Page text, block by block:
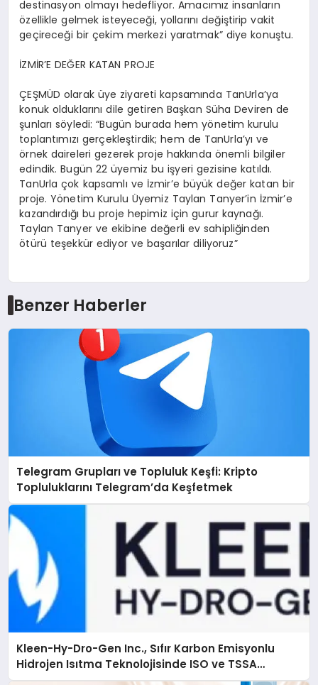
destinasyon olmayı hedefliyor. Amacımız insanların
özellikle gelmek isteyeceği, yollarını değiştirip vakit
geçireceği bir çekim merkezi yaratmak” diye konuştu.
İZMİR’E DEĞER KATAN PROJE
ÇEŞMÜD olarak üye ziyareti kapsamında TanUrla’ya
konuk olduklarını dile getiren Başkan Süha Deviren de
şunları söyledi: “Bugün burada hem yönetim kurulu
toplantımızı gerçekleştirdik; hem de TanUrla’yı ve
örnek daireleri gezerek proje hakkında önemli bilgiler
edindik. Bugün 22 üyemiz bu işyeri gezisine katıldı.
TanUrla çok kapsamlı ve İzmir’e büyük değer katan bir
proje. Yönetim Kurulu Üyemiz Taylan Tanyer’in İzmir’e
kazandırdığı bu proje hepimiz için gurur kaynağı.
Taylan Tanyerve ekibine değerli ev sahipliğinden
ötürü teşekkür ediyor ve başarılar diliyoruz”
Benzer Haberler
Telegram Grupları ve Topluluk Keşfi: Kripto
Topluluklarını Telegram’da Keşfetmek
Kleen-Hy-Dro-Gen Inc., Sıfır Karbon Emisyonlu
Hidrojen Isıtma Teknolojisinde ISO ve TSSA
Düzenleyici Onaylarını Aldı